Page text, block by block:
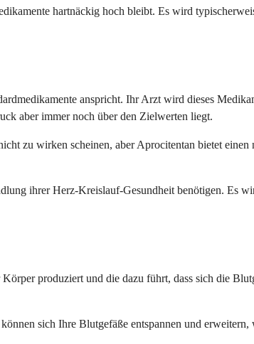
hartnäckig hoch bleibt. Es wird
anspricht. Ihr Arzt wird dieses
aber immer noch über den Zielwerten liegt.
zu wirken scheinen, aber Aprocitentan bietet einen
ihrer Herz-Kreislauf-Gesundheit benötigen. Es
produziert und die dazu führt, dass sich die
sich Ihre Blutgefäße entspannen und